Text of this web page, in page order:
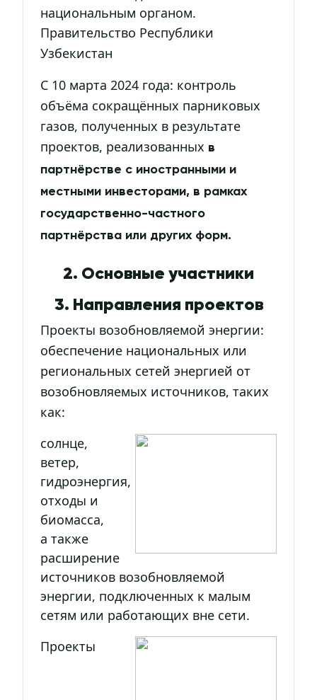
национальным органом.
Правительство Республики
Узбекистан
С 10 марта 2024 года: контроль
объёма сокращённых парниковых
газов, полученных в результате
проектов, реализованных в
партнёрстве с иностранными и
местными инвесторами, в рамках
государственно-частного
партнёрства или других форм.
2. Основные участники
3. Направления проектов
Проекты возобновляемой энергии:
обеспечение национальных или
региональных сетей энергией от
возобновляемых источников, таких
как:
солнце,
ветер,
гидроэнергия,
отходы и
биомасса,
а также
расширение
источников возобновляемой
энергии, подключенных к малым
сетям или работающих вне сети.
Проекты